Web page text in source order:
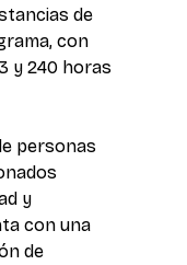
de
con
y 240 horas
personas
y
con una
de